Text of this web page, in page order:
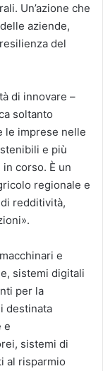
Un’azione che
aziende,
del
di innovare –
soltanto
le imprese nelle
e più
corso. È un
regionale e
redditività,
e
sistemi digitali
per la
destinata
e
sistemi di
al risparmio